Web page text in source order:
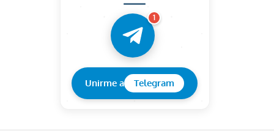
1
Unirme a Telegram